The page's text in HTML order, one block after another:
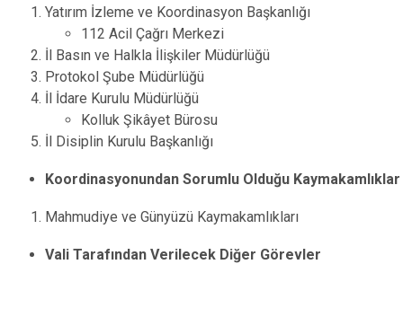
Yatırım İzleme ve Koordinasyon Başkanlığı
​​​​​​​112 Acil Çağrı Merkezi
İl Basın ve Halkla İlişkiler Müdürlüğü
Protokol Şube Müdürlüğü
İl İdare Kurulu Müdürlüğü
Kolluk Şikâyet Bürosu
İl Disiplin Kurulu Başkanlığı
Koordinasyonundan Sorumlu Olduğu Kaymakamlıklar
Mahmudiye ve Günyüzü Kaymakamlıkları
Vali Tarafından Verilecek Diğer Görevler